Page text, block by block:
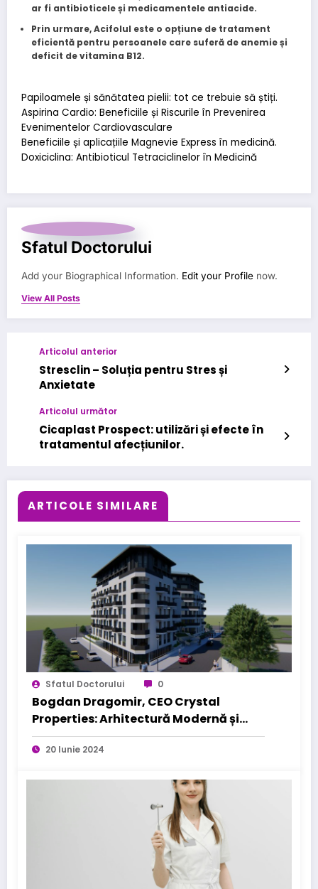
ar fi antibioticele și medicamentele antiacide.
Prin urmare, Acifolul este o opțiune de tratament
eficientă pentru persoanele care suferă de anemie și
deficit de vitamina B12.
Papiloamele și sănătatea pielii: tot ce trebuie să știți.
Aspirina Cardio: Beneficiile și Riscurile în Prevenirea
Evenimentelor Cardiovasculare
Beneficiile și aplicațiile Magnevie Express în medicină.
Doxiciclina: Antibioticul Tetraciclinelor în Medicină
Sfatul Doctorului
Add your Biographical Information. Edit your Profile now.
View All Posts
Articolul anterior
Stresclin – Soluția pentru Stres și
Anxietate
Articolul următor
Cicaplast Prospect: utilizări și efecte în
tratamentul afecțiunilor.
ARTICOLE SIMILARE
Sfatul Doctorului 0
Bogdan Dragomir, CEO Crystal
Properties: Arhitectură Modernă și
Materiale Durabile pentru Viitor
20 Iunie 2024